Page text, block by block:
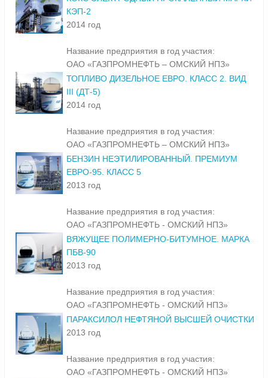
КЭП-2
2014 год
Название предприятия в год участия:
ОАО «ГАЗПРОМНЕФТЬ – ОМСКИЙ НПЗ»
ТОПЛИВО ДИЗЕЛЬНОЕ ЕВРО. КЛАСС 2. ВИД
III (ДТ-5)
2014 год
Название предприятия в год участия:
ОАО «ГАЗПРОМНЕФТЬ – ОМСКИЙ НПЗ»
БЕНЗИН НЕЭТИЛИРОВАННЫЙ. ПРЕМИУМ
ЕВРО-95. КЛАСС 5
2013 год
Название предприятия в год участия:
ОАО «ГАЗПРОМНЕФТЬ - ОМСКИЙ НПЗ»
ВЯЖУЩЕЕ ПОЛИМЕРНО-БИТУМНОЕ. МАРКА
ПБВ-90
2013 год
Название предприятия в год участия:
ОАО «ГАЗПРОМНЕФТЬ - ОМСКИЙ НПЗ»
ПАРАКСИЛОЛ НЕФТЯНОЙ ВЫСШЕЙ ОЧИСТКИ
2013 год
Название предприятия в год участия:
ОАО «ГАЗПРОМНЕФТЬ - ОМСКИЙ НПЗ»